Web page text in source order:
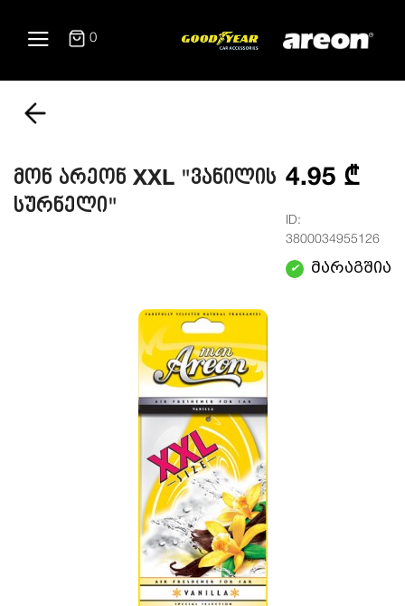
0
მონ არეონ XXL "ვანილის
სურნელი"
4.95 ₾
ID:
3800034955126
✔ მარაგშია